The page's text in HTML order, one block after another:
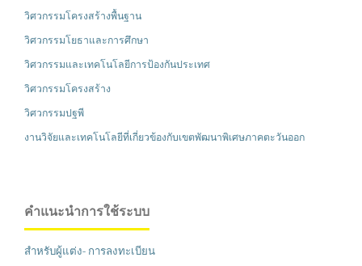
วิศวกรรมโครงสร้างพื้นฐาน
วิศวกรรมโยธาและการศึกษา
วิศวกรรมและเทคโนโลยีการป้องกันประเทศ
วิศวกรรมโครงสร้าง
วิศวกรรมปฐพี
งานวิจัยและเทคโนโลยีที่เกี่ยวข้องกับเขตพัฒนาพิเศษภาคตะวันออก
คำแนะนำการใช้ระบบ
สำหรับผู้แต่ง- การลงทะเบียน